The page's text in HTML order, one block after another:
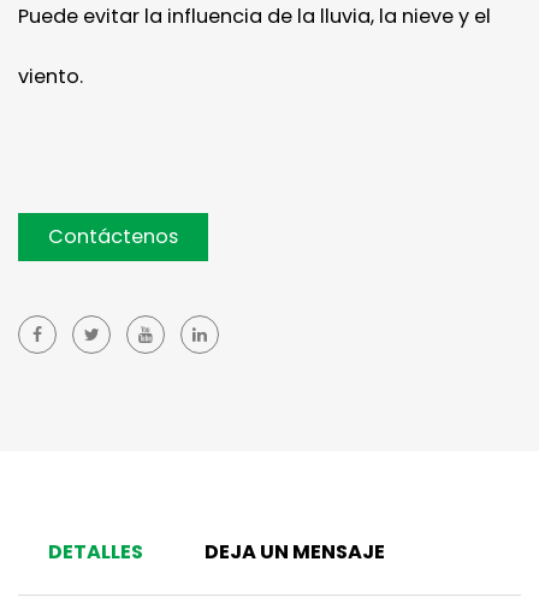
Puede evitar la influencia de la lluvia, la nieve y el
viento.
Contáctenos
DETALLES DEJA UN MENSAJE